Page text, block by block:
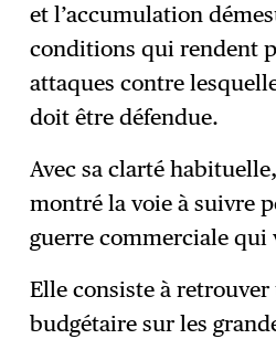
et l’accumulation
conditions qui rendent
attaques contre
doit être défendue.
Avec sa clarté
montré la voie à suivre
guerre commerciale qui
Elle consiste à
budgétaire sur les